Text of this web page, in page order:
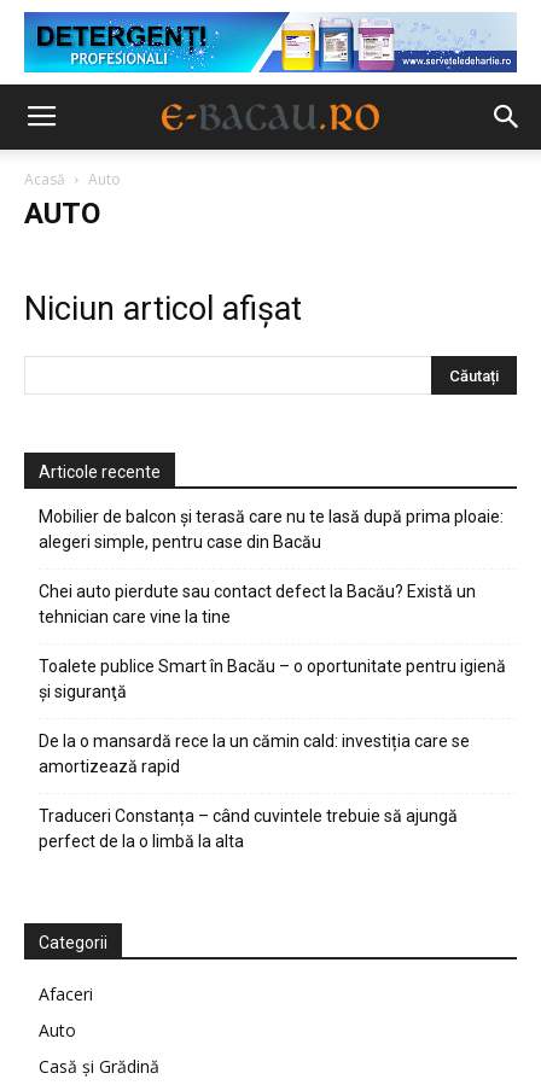
Acasă Auto
AUTO
Niciun articol afișat
Articole recente
Mobilier de balcon și terasă care nu te lasă după prima ploaie:
alegeri simple, pentru case din Bacău
Chei auto pierdute sau contact defect la Bacău? Există un
tehnician care vine la tine
Toalete publice Smart în Bacău – o oportunitate pentru igienă
şi siguranţă
De la o mansardă rece la un cămin cald: investiția care se
amortizează rapid
Traduceri Constanța – când cuvintele trebuie să ajungă
perfect de la o limbă la alta
Categorii
Afaceri
Auto
Casă şi Grădină